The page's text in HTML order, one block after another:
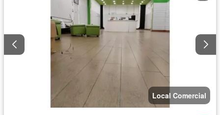
Local Comercial